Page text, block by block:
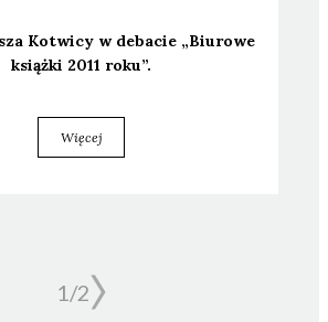
Kotwi­cy w deba­cie „Biu­ro­we
książ­ki 2011 roku”.
Więcej
1/2